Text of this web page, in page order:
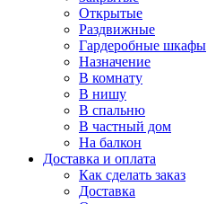
Открытые
Раздвижные
Гардеробные шкафы
Назначение
В комнату
В нишу
В спальню
В частный дом
На балкон
Доставка и оплата
Как сделать заказ
Доставка